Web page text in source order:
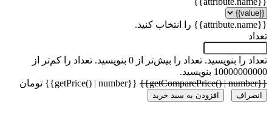
را بنویسید.تعداد را بیش‌تر از 0 بنویسید.
تعداد را کم‌تر از
بنویسید.
{{getPrice() | number}} تومان
افزودن به سبد خرید